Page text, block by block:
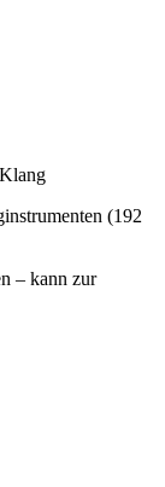
(192
– kann zur